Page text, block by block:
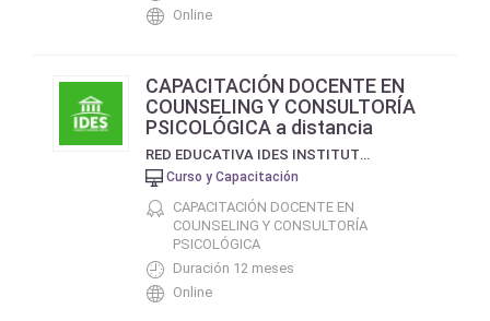
Online
CAPACITACIÓN DOCENTE EN
COUNSELING Y CONSULTORÍA
PSICOLÓGICA a distancia
RED EDUCATIVA IDES INSTITUTO DE ESTUDIOS SOCIALES DE BUENOS AIRES
Curso y Capacitación
CAPACITACIÓN DOCENTE EN
COUNSELING Y CONSULTORÍA
PSICOLÓGICA
Duración 12 meses
Online